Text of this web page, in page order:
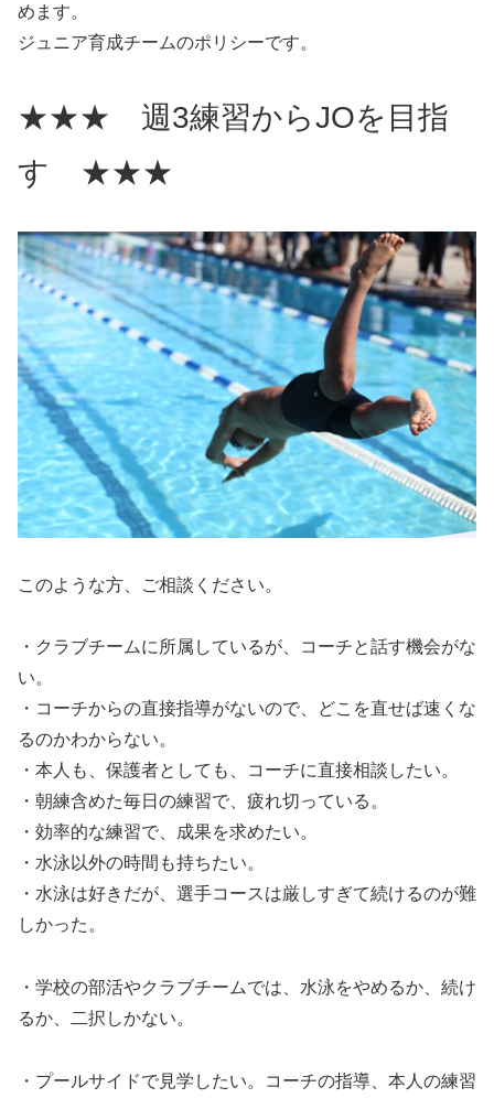
めます。
ジュニア育成チームのポリシーです。
★★★ 週3練習からJOを目指
す ★★★
このような方、ご相談ください。
・クラブチームに所属しているが、コーチと話す機会がな
い。
・コーチからの直接指導がないので、どこを直せば速くな
るのかわからない。
・本人も、保護者としても、コーチに直接相談したい。
・朝練含めた毎日の練習で、疲れ切っている。
・効率的な練習で、成果を求めたい。
・水泳以外の時間も持ちたい。
・水泳は好きだが、選手コースは厳しすぎて続けるのが難
しかった。
・学校の部活やクラブチームでは、水泳をやめるか、続け
るか、二択しかない。
・プールサイドで見学したい。コーチの指導、本人の練習